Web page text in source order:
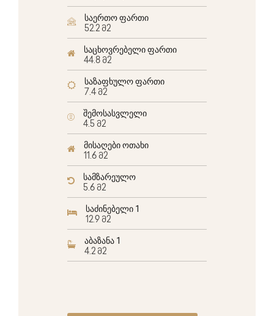
საერთო ფართი
52.2 მ2
საცხოვრებელი ფართი
44.8 მ2
საზაფხულო ფართი
7.4 მ2
შემოსასვლელი
4.5 მ2
მისაღები ოთახი
11.6 მ2
სამზარეულო
5.6 მ2
საძინებელი 1
12.9 მ2
აბაზანა 1
4.2 მ2